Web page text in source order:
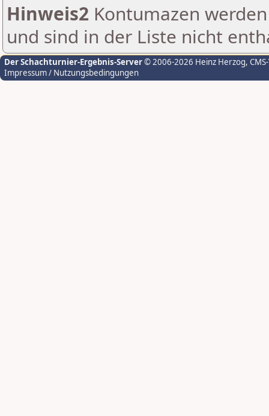
Hinweis2 Kontumazen
und sind in der Liste nicht
Der Schachturnier-Ergebnis-Server© 2006-2026 Heinz Herzog,
Impressum / Nutzungsbedingungen